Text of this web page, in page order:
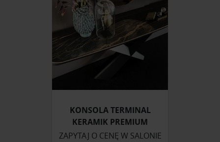
korzystasz z naszej witryny, udostępniamy partnerom
społecznościowym, reklamowym i analitycznym.
Partnerzy mogą połączyć te informacje z innymi danymi
otrzymanymi od Ciebie lub uzyskanymi podczas
korzystania z ich usług.
KONSOLA TERMINAL
KERAMIK PREMIUM
ZAPYTAJ O CENĘ W SALONIE